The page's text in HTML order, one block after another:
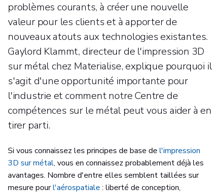
problèmes courants, à créer une nouvelle
valeur pour les clients et à apporter de
nouveaux atouts aux technologies existantes.
Gaylord Klammt, directeur de l'impression 3D
sur métal chez Materialise, explique pourquoi il
s'agit d'une opportunité importante pour
l'industrie et comment notre Centre de
compétences sur le métal peut vous aider à en
tirer parti.
Si vous connaissez les principes de base de l'impression
3D sur métal, vous en connaissez probablement déjà les
avantages. Nombre d'entre elles semblent taillées sur
mesure pourl'aérospatiale : liberté de conception,